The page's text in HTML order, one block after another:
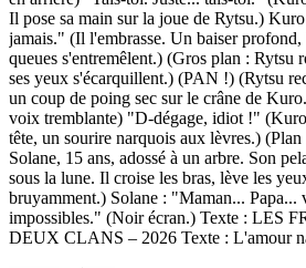
Il pose sa main sur la joue de Rytsu.)
jamais." (Il l'embrasse. Un baiser
queues s'entremêlent.) (Gros plan : Rytsu
ses yeux s'écarquillent.) (PAN !) (Rytsu
un coup de poing sec sur le crâne de
voix tremblante) "D-dégage, idiot !"
tête, un sourire narquois aux lèvres.) (Plan
Solane, 15 ans, adossé à un arbre. Son
sous la lune. Il croise les bras, lève les
bruyamment.) Solane : "Maman... Papa...
impossibles." (Noir écran.) Texte : LES
DEUX CLANS – 2026 Texte : L'amour